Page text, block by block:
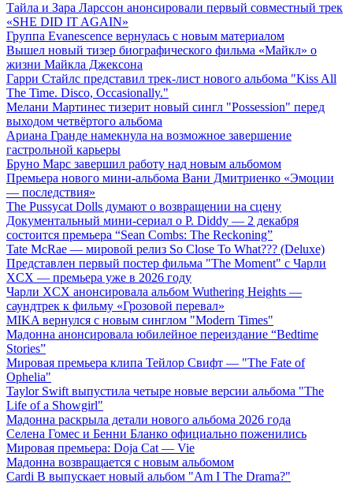
Тайла и Зара Ларссон анонсировали первый совместный трек
«SHE DID IT AGAIN»
Группа Evanescence вернулась с новым материалом
Вышел новый тизер биографического фильма «Майкл» о
жизни Майкла Джексона
Гарри Стайлс представил трек-лист нового альбома "Kiss All
The Time. Disco, Occasionally."
Мелани Мартинес тизерит новый сингл "Possession" перед
выходом четвёртого альбома
Ариана Гранде намекнула на возможное завершение
гастрольной карьеры
Бруно Марс завершил работу над новым альбомом
Премьера нового мини-альбома Вани Дмитриенко «Эмоции
— последствия»
The Pussycat Dolls думают о возвращении на сцену
Документальный мини-сериал о P. Diddy — 2 декабря
состоится премьера “Sean Combs: The Reckoning”
Tate McRae — мировой релиз So Close To What??? (Deluxe)
Представлен первый постер фильма "The Moment" с Чарли
XCX — премьера уже в 2026 году
Чарли XCX анонсировала альбом Wuthering Heights —
саундтрек к фильму «Грозовой перевал»
MIKA вернулся с новым синглом "Modern Times"
Мадонна анонсировала юбилейное переиздание “Bedtime
Stories”
Мировая премьера клипа Тейлор Свифт — "The Fate of
Ophelia"
Taylor Swift выпустила четыре новые версии альбома "The
Life of a Showgirl"
Мадонна раскрыла детали нового альбома 2026 года
Селена Гомес и Бенни Бланко официально поженились
Мировая премьера: Doja Cat — Vie
Мадонна возвращается с новым альбомом
Cardi B выпускает новый альбом "Am I The Drama?"